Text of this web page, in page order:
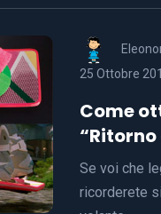
25 Ottobre
Come
Se voi che
ricorderete